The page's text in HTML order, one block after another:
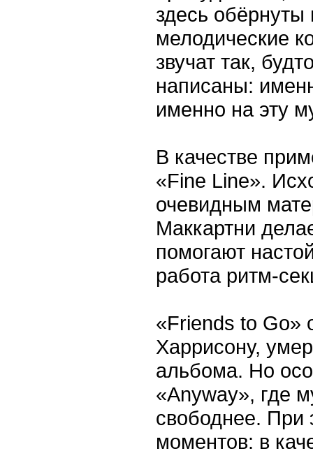
здесь обёрнуты
мелодические
звучат так,
написаны:
именно на эту
В качестве
«Fine Line».
очевидным
Маккартни
помогают
работа ритм-
«Friends to Go»
Харрисону,
альбома. Но
«Anyway», где
свободнее.
моментов: в